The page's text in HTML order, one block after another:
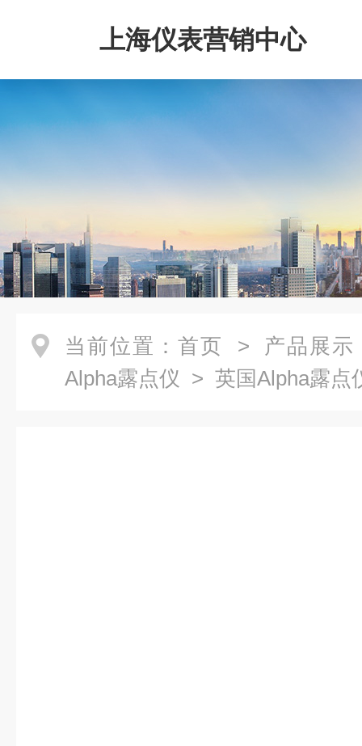
上海仪表营销中心
当前位置： 首页 > 产品展示
Alpha露点仪 > 英国Alpha露点